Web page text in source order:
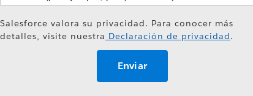
Salesforce valora su privacidad. Para conocer más
detalles, visite nuestra Declaración de privacidad.